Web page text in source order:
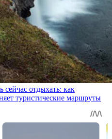
сейчас отдыхать: как
туристические маршруты